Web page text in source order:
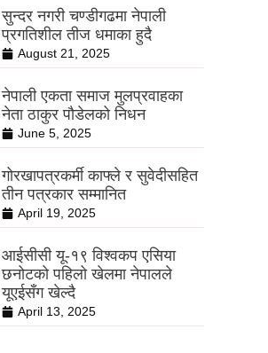
सुन्दर नगरी चण्डीगढमा नेपाली
प्रगतिशील तीज धमाका हुदै
August 21, 2025
नेपाली एकता समाज मुलप्रवाहका
नेता ठाकुर पौडेलको निधन
June 5, 2025
गोरखापत्रकर्मी काफ्ले र सुवेदीसहित
तीन पत्रकार सम्मानित
April 19, 2025
आईसीसी यू-१९ विश्वकप एसिया
छनोटको पहिलो खेलमा नेपालले
यूएईसँग खेल्दै
April 13, 2025